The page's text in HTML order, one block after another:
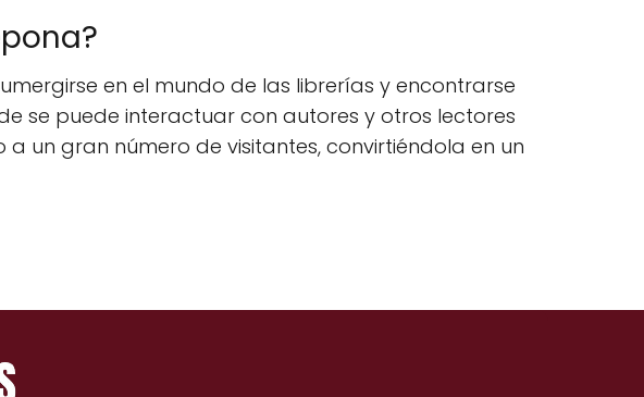
en el mundo de las librerías y encontrarse
se puede interactuar con autores y otros lectores
un gran número de visitantes, convirtiéndola en un